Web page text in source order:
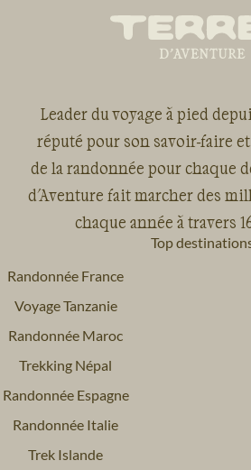
impôts qui sont dus : TVA, Impôt
de reforestation nous permettant
des émissions carbone du voyage
que nous apportons aux
nous accompagnons en France et
Entreprise :
Il s’agit du montant
l’entreprise et qui nous permet
nouveaux projets et développer
voyages.
Leader du voyage à pied
réputé pour son savoir-faire
de la randonnée pour chaque
d'Aventure fait marcher des
chaque année à travers
Top
Randonnée France
Voyage Tanzanie
Randonnée Maroc
Trekking Népal
Randonnée Espagne
Randonnée Italie
Trek Islande